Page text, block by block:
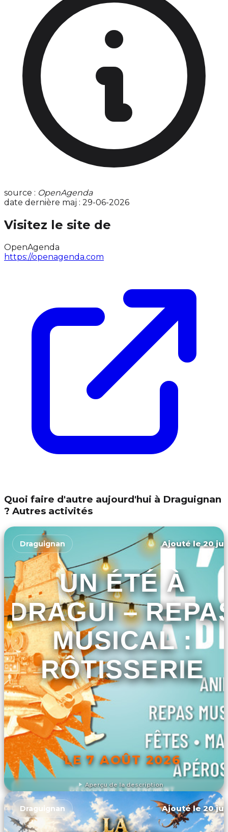
source : OpenAgenda
date dernière maj : 29-06-2026
Visitez le site de
OpenAgenda
https://openagenda.com
Quoi faire d'autre aujourd'hui à Draguignan
? Autres activités
Aperçu de la description
Draguignan Ajouté le 20
UN ÉTÉ À
DRAGUI –
MUSICAL :
RÔTISSERIE
LE 7 AOÛT 2026
DÉCOUVRIR L'ÉVÉNEMENT
Draguignan Ajouté le 20